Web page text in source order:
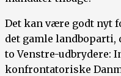
Det kan være godt nyt
det gamle landboparti,
to Venstre-udbrydere:
konfrontatoriske